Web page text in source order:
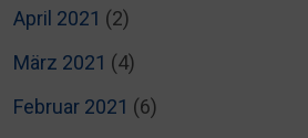
April 2021 (2)
März 2021 (4)
Februar 2021 (6)